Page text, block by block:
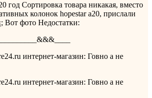
год Сортировка товара никакая, вместо
колонок hopestar a20, прислали
Вот фото Недостатки: